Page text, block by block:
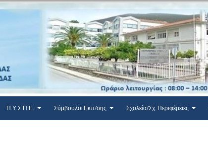
Π.Υ.Σ.Π.Ε. Σύμβουλοι Εκπ/σης Σχολεία/Σχ. Περιφέρειες